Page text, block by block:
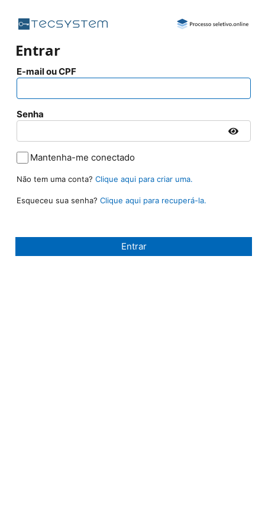
Entrar
E-mail ou CPF
Senha
Mantenha-me conectado
Não tem uma conta? Clique aqui para criar uma.
Esqueceu sua senha? Clique aqui para recuperá-la.